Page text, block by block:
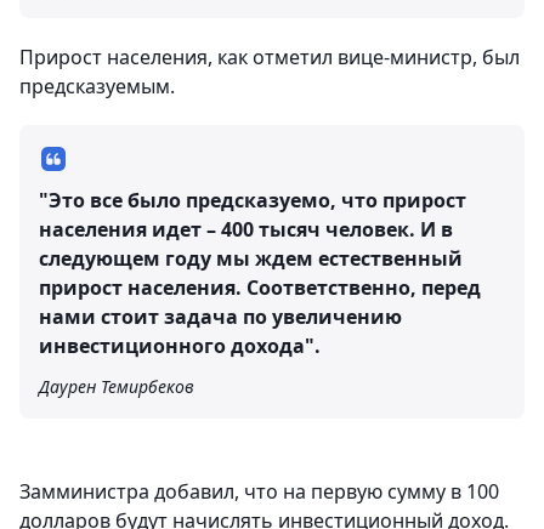
Прирост населения, как отметил вице-министр, был
предсказуемым.
"Это все было предсказуемо, что прирост
населения идет – 400 тысяч человек. И в
следующем году мы ждем естественный
прирост населения. Соответственно, перед
нами стоит задача по увеличению
инвестиционного дохода".
Даурен Темирбеков
Замминистра добавил, что на первую сумму в 100
долларов будут начислять инвестиционный доход.